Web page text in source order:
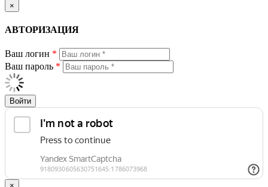
×
АВТОРИЗАЦИЯ
Ваш логин *
Ваш пароль *
Войти